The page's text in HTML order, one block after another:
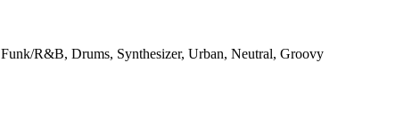
Funk/R&B, Drums, Synthesizer, Urban, Neutral, Groovy